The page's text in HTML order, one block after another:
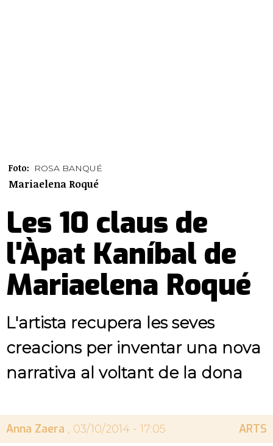
Foto: ROSA BANQUÉ
Mariaelena Roqué
Les 10 claus de
l'Àpat Kaníbal de
Mariaelena Roqué
L'artista recupera les seves
creacions per inventar una nova
narrativa al voltant de la dona
Anna Zaera , 03/10/2014 - 17:05 ARTS